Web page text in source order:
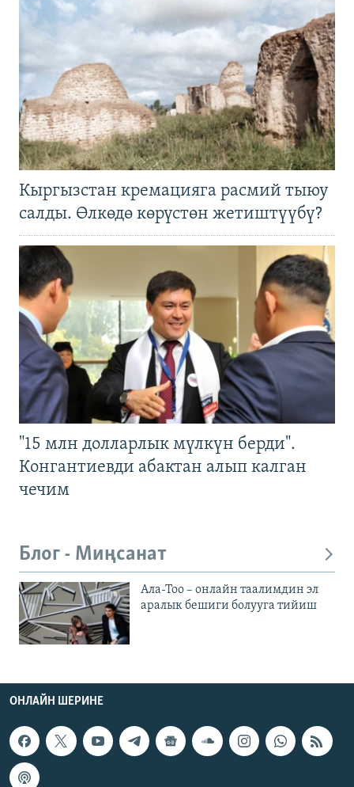
Кыргызстан кремацияга расмий тыюу
салды. Өлкөдө көрүстөн жетиштүүбү?
"15 млн долларлык мүлкүн берди".
Конгантиевди абактан алып калган
чечим
Блог - Миңсанат
Ала-Тоо – онлайн таалимдин эл
аралык бешиги болууга тийиш
ОНЛАЙН ШЕРИНЕ